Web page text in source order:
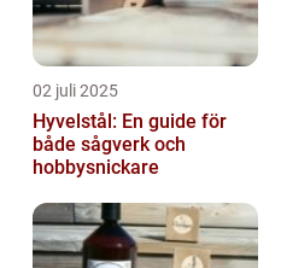
02 juli 2025
Hyvelstål: En guide för
både sågverk och
hobbysnickare